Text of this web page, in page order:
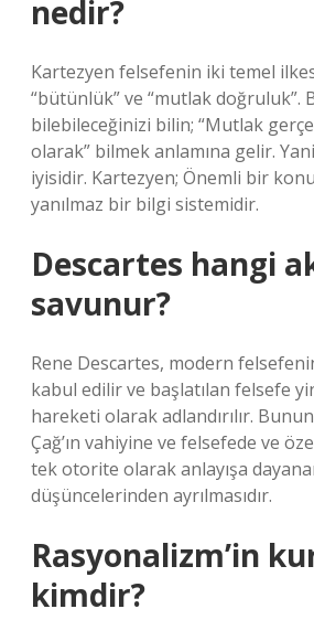
nedir?
Kartezyen felsefenin iki temel
“bütünlük” ve “mutlak doğruluk”.
bilebileceğinizi bilin; “Mutlak
olarak” bilmek anlamına gelir.
iyisidir. Kartezyen; Önemli bir
yanılmaz bir bilgi sistemidir.
Descartes hangi
savunur?
Rene Descartes, modern
kabul edilir ve başlatılan felsefe
hareketi olarak adlandırılır.
Çağ’ın vahiyine ve felsefede ve
tek otorite olarak anlayışa
düşüncelerinden ayrılmasıdır.
Rasyonalizm’in
kimdir?